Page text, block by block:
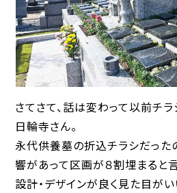
さてさて、話は変わって以前チ
日輪寺さん。
永代供養墓の折込チラシだった
響があって区画が８割埋まると
設計・デザインが良く見た目が